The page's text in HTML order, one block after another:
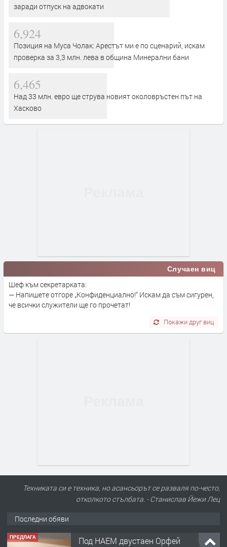
заради отпуск на адвокати
6,924
Позиция на Муса Чолак: Арестът ми е по сценарий, искам
проверка за 3,3 млн. лева в община Минерални бани
6,465
Над 33 млн. евро ще струва новият околовръстен път на
Хасково
Случаен виц
Шеф към секретарката:
— Напишете отгоре „Конфиденциално!“ Искам да съм сигурен,
че всички служители ще го прочетат!
Покажи друг виц
Техниката си е техника, но асансьорът се разваля по-често,
отколкото стълбата. - Станислав Йежи Лец
Последни обяви
ПРЕДЛАГА Под НАЕМ двустаен Орфей